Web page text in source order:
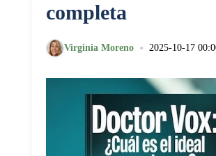
completa
Virginia Moreno • 2025-10-17